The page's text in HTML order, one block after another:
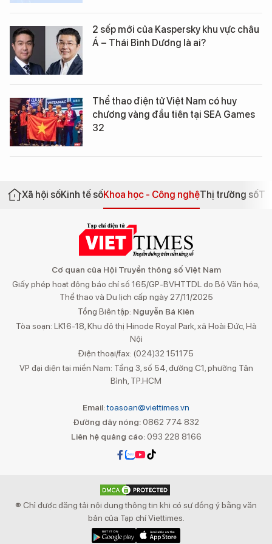
2 sếp mới của Kaspersky khu vực châu
Á – Thái Bình Dương là ai?
Thể thao điện tử Việt Nam có huy
chương vàng đầu tiên tại SEA Games
32
Xã hội sốKinh tế sốKhoa học - Công nghệThị trường số
Cơ quan của Hội Truyền thông số Việt Nam
Giấy phép hoạt động báo chí số 165/GP-BVHTTDL do Bộ Văn hóa,
Thể thao và Du lịch cấp ngày 27/11/2025
Tổng Biên tập: Nguyễn Bá Kiên
Tòa soạn: LK16-18, Khu đô thị Hinode Royal Park, xã Hoài Đức, Hà
Nội
Điện thoại/fax: (024)32 151175
VP đại diện tại miền Nam: Tầng 3, số 54, đường C1, phường Tân
Bình, TP.HCM
Email:toasoan@viettimes.vn
Đường dây nóng: 0862 774 832
Liên hệ quảng cáo:093 228 8166
® Chỉ được đăng tải nội dung thông tin khi có sự đồng ý bằng văn
bản của Tạp chí Viettimes.